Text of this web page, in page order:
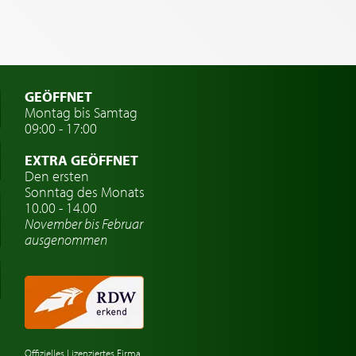
GEÖFFNET
Montag bis Samtag
09:00 - 17:00
EXTRA GEÖFFNET
Den ersten
Sonntag des Monats
10.00 - 14.00
November bis Februar
ausgenommen
Offizielles Lizenziertes Firma